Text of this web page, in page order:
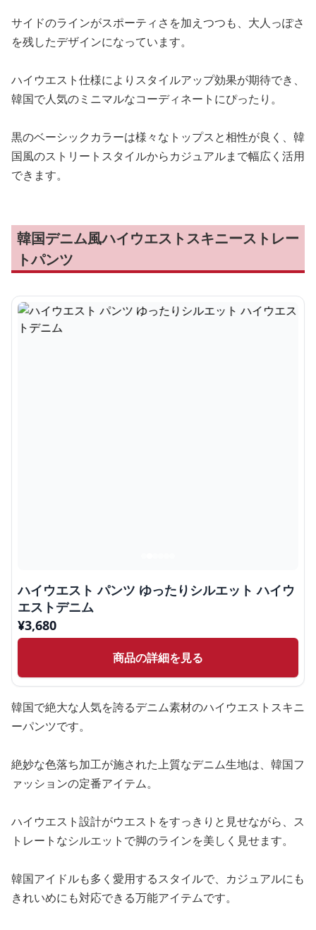
サイドのラインがスポーティさを加えつつも、大人っぽさ
を残したデザインになっています。
ハイウエスト仕様によりスタイルアップ効果が期待でき、
韓国で人気のミニマルなコーディネートにぴったり。
黒のベーシックカラーは様々なトップスと相性が良く、韓
国風のストリートスタイルからカジュアルまで幅広く活用
できます。
韓国デニム風ハイウエストスキニーストレー
トパンツ
ハイウエスト パンツ ゆったりシルエット ハイウ
エストデニム
¥3,680
商品の詳細を見る
韓国で絶大な人気を誇るデニム素材のハイウエストスキニ
ーパンツです。
絶妙な色落ち加工が施された上質なデニム生地は、韓国フ
ァッションの定番アイテム。
ハイウエスト設計がウエストをすっきりと見せながら、ス
トレートなシルエットで脚のラインを美しく見せます。
韓国アイドルも多く愛用するスタイルで、カジュアルにも
きれいめにも対応できる万能アイテムです。